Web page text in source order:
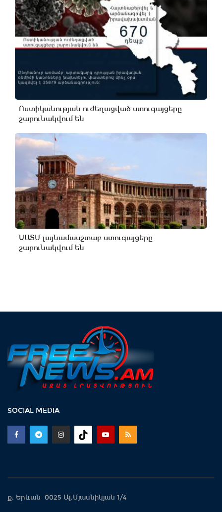
Ոստիկանության ուժեղացված ստուգայցերը
շարունակվում են
ՍԱՏՄ լայնամասշտաբ ստուգայցերը
շարունակվում են
SOCIAL MEDIA
ք. Երևան 0025 Ալ.Մյասնիկյան 1/4